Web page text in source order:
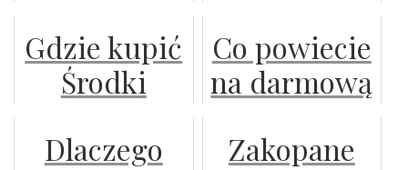
świata
(Digital
opcje
Gdzie kupić
Środki
roślin?
Co powiecie
na darmową
internetową
Dlaczego
Zakopane